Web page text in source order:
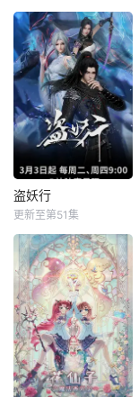
盗妖行
更新至第51集